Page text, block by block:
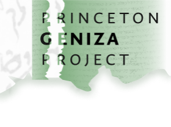
تخطي إلى المحتوى الرئيسي
الصفحة الرئيسية